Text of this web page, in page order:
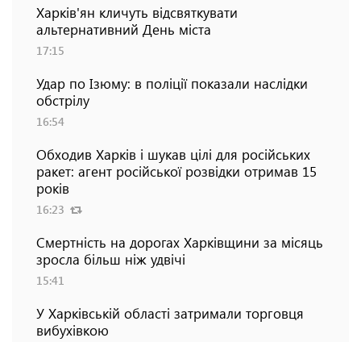
Харків'ян кличуть відсвяткувати
альтернативний День міста
17:15
Удар по Ізюму: в поліції показали наслідки
обстрілу
16:54
Обходив Харків і шукав цілі для російських
ракет: агент російської розвідки отримав 15
років
16:23
Смертність на дорогах Харківщини за місяць
зросла більш ніж удвічі
15:41
У Харківській області затримали торговця
вибухівкою